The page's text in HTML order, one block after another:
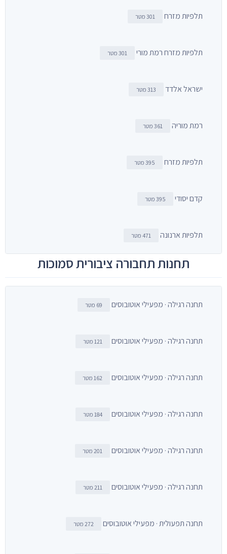
תלפיות מזרח 301 מטר
תלפיות מזרח רמת מורי 301 מטר
ישראל אלדד 313 מטר
רמת מוריה 361 מטר
תלפיות מזרח 395 מטר
קדם יסודי 395 מטר
תלפיות ארנונה 471 מטר
תחנות תחבורה ציבורית סמוכות
תחנה רגילה · מפעילי אוטובוסים 69 מטר
תחנה רגילה · מפעילי אוטובוסים 121 מטר
תחנה רגילה · מפעילי אוטובוסים 162 מטר
תחנה רגילה · מפעילי אוטובוסים 184 מטר
תחנה רגילה · מפעילי אוטובוסים 201 מטר
תחנה רגילה · מפעילי אוטובוסים 211 מטר
תחנה תפעולית · מפעילי אוטובוסים 272 מטר